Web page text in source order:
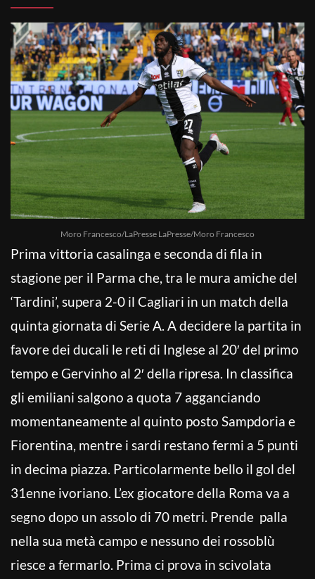
Moro Francesco/LaPresse LaPresse/Moro Francesco
Prima vittoria casalinga e seconda di fila in
stagione per il Parma che, tra le mura amiche del
‘Tardini’, supera 2-0 il Cagliari in un match della
quinta giornata di Serie A. A decidere la partita in
favore dei ducali le reti di Inglese al 20′ del primo
tempo e Gervinho al 2′ della ripresa. In classifica
gli emiliani salgono a quota 7 agganciando
momentaneamente al quinto posto Sampdoria e
Fiorentina, mentre i sardi restano fermi a 5 punti
in decima piazza. Particolarmente bello il gol del
31enne ivoriano. L’ex giocatore della Roma va a
segno dopo un assolo di 70 metri. Prende palla
nella sua metà campo e nessuno dei rossoblù
riesce a fermarlo. Prima ci prova in scivolata